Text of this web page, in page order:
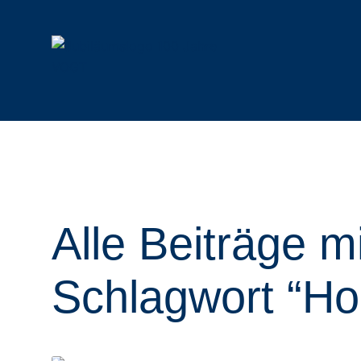
Forstmulcher
Forstfräsen & Steinbrecher
Auslegemulcher
Hydraulische Mulcher
Anbaugeräte
Alle Beiträge
Schlagwort